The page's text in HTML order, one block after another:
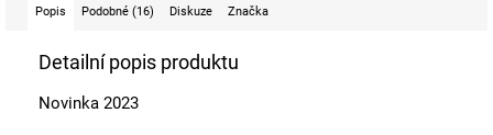
Popis Podobné (16) Diskuze Značka
Detailní popis produktu
Novinka 2023